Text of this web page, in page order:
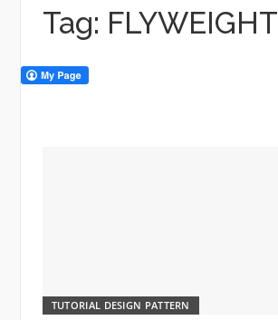
Tag: FLYWEIGHT
TUTORIAL DESIGN PATTERN